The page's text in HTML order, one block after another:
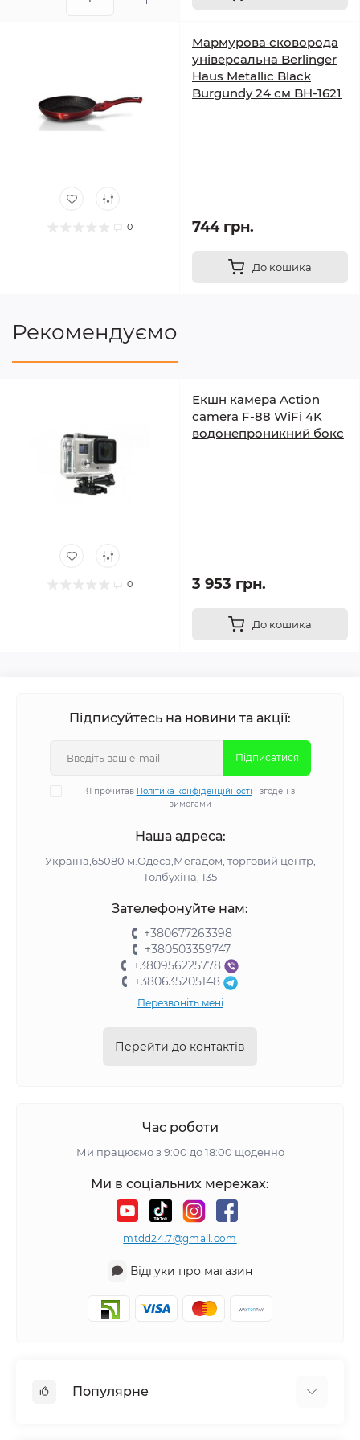
0
Мармурова сковорода
універсальна Berlinger
Haus Metallic Black
Burgundy 24 см BH-1621
744 грн.
До кошика
Рекомендуємо
0
Екшн камера Action
camera F-88 WiFi 4K
водонепроникний бокс
3 953 грн.
До кошика
Підписуйтесь на новини та акції:
Підписатися
Я прочитав Політика конфіденційності і згоден з
вимогами
Наша адреса:
Україна,65080 м.Одеса,Мегадом, торговий центр,
Толбухіна, 135
Зателефонуйте нам:
+380677263398
+380503359747
+380956225778
+380635205148
Перезвоніть мені
Перейти до контактів
Час роботи
Ми працюємо з 9:00 до 18:00 щоденно
Ми в соціальних мережах:
mtdd24.7@gmail.com
Відгуки про магазин
Популярне